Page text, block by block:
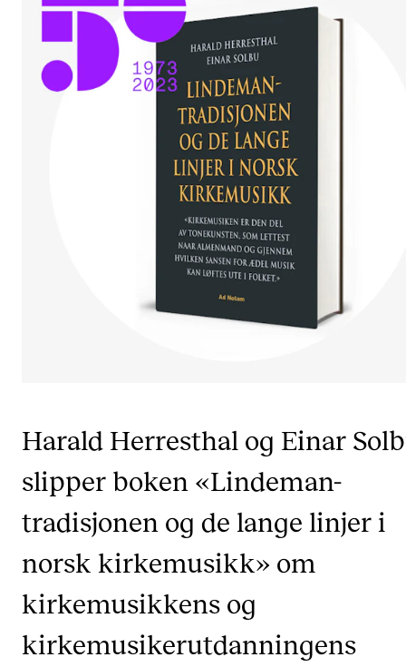
VERKTØY OG HJELP
IT og digitale tjenester
UNDERVISNING OG STUDENTSTØTTE
Digitale ressurser for undervisning
Søknad og opptak
FORSKNING OG UTVIKLINGSARBEID
Om FoU på NMH
For ph.d.-programmet i kunstnerisk utviklingsarbeid
Harald Herresthal og Einar
slipper boken «Lindeman-
tradisjonen og de lange linjer i
norsk kirkemusikk» om
kirkemusikkens og
kirkemusikerutdanningens